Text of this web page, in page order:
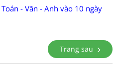
- Văn - Anh vào 10 ngày
Trang sau